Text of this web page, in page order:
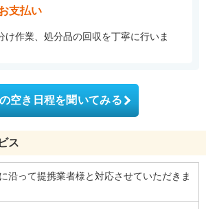
支払い
け作業、処分品の回収を丁寧に行いま
空き日程を聞いてみる
ス
沿って提携業者様と対応させていただきま